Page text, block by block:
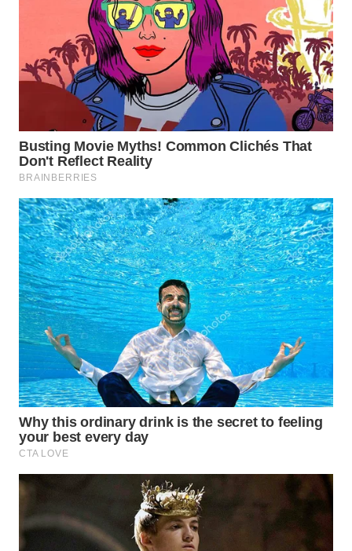
WN
TANGERANG
BINJAI
WN
CIREBON
WN
INDRAMAYU
WN
KUNINGAN
WN
MAJALENGKA
WN
SUBANG
WN
SUKABUMI
WN
PURWAKARTA